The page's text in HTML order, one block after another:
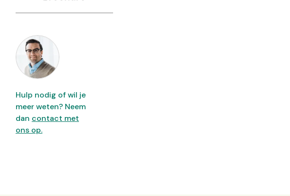
Hulp nodig of wil je
meer weten? Neem
dan contact met
ons op.